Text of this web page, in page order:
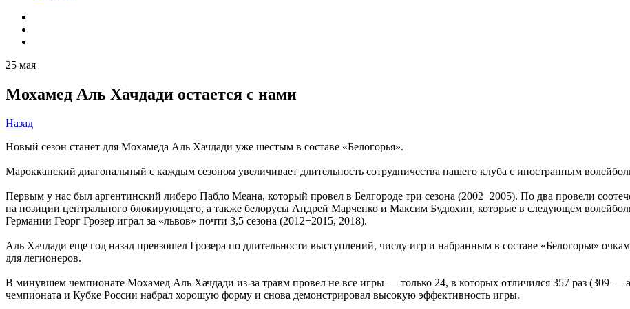
25 мая
Мохамед Аль Хачдади остается с нами
Назад
Новый сезон станет для Мохамеда Аль Хачдади уже шестым в составе «Белогорья».
Марокканский диагональный с каждым сезоном увеличивает длительность сотрудничества нашего клуба с иностранным
Первым у нас был аргентинский либеро Пабло Меана, который провел в Белгороде три сезона (2002−2005). По два провели
на позиции центрального блокирующего, а также белорусы Андрей Марченко и Максим Будюхин, которые в следующем
Германии Георг Грозер играл за «львов» почти 3,5 сезона (2012−2015, 2018).
Аль Хачдади еще год назад превзошел Грозера по длительности выступлений, числу игр и набранным в составе «Белогорья»
для легионеров.
В минувшем чемпионате Мохамед Аль Хачдади из-за травм провел не все игры — только 24, в которых отличился 357 раз (309
чемпионата и Кубке России набрал хорошую форму и снова демонстрировал высокую эффективность игры.